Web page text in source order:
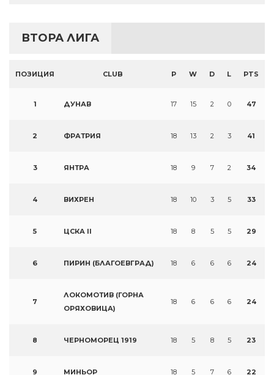
ВТОРА ЛИГА
ПОЗИЦИЯ CLUB P W D L PTS
1 ДУНАВ 17 15 2 0 47
2 ФРАТРИЯ 18 13 2 3 41
3 ЯНТРА 18 9 7 2 34
4 ВИХРЕН 18 10 3 5 33
5 ЦСКА II 18 8 5 5 29
6 ПИРИН (БЛАГОЕВГРАД) 18 6 6 6 24
7
ЛОКОМОТИВ (ГОРНА
ОРЯХОВИЦА)
18 6 6 6 24
8 ЧЕРНОМОРЕЦ 1919 18 5 8 5 23
9 МИНЬОР 18 5 7 6 22